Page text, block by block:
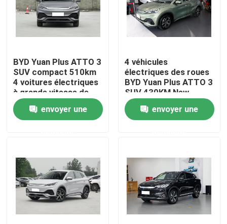
A propos de nous
Visite d'usine
Contrôle de la qualité
Contact
Tous les cas
BYD Yuan Plus ATTO 3
SUV compact 510km
4 voitures électriques
à grande vitesse de
porte de sièges de la
roue 5 5envoyer une
4 véhicules
électriques des roues
BYD Yuan Plus ATTO 3
SUV 430KM New
Energy pour des
adultesenvoyer une